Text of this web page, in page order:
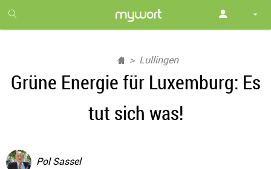
month
free
Lullingen
Grüne Energie für Luxemburg: Es
tut sich was!
Pol Sassel